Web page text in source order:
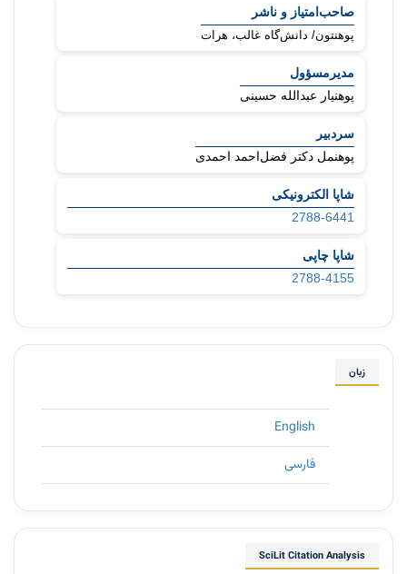
صاحب‌امتیاز و ناشر
پوهنتون/ دانش‌گاه غالب، هرات
مدیرمسؤول
پوهنیار عبدالله حسینی
سردبیر
پوهنمل دکتر فضل‌احمد احمدی
شاپا الکترونیکی
2788-6441
شاپا چاپی
2788-4155
زبان
English
فارسی
SciLit Citation Analysis